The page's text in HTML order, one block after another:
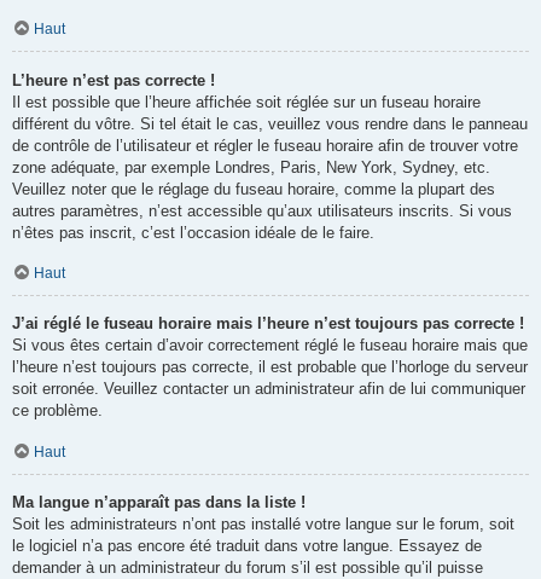
Haut
L’heure n’est pas correcte !
Il est possible que l’heure affichée soit réglée sur un fuseau horaire
différent du vôtre. Si tel était le cas, veuillez vous rendre dans le panneau
de contrôle de l’utilisateur et régler le fuseau horaire afin de trouver votre
zone adéquate, par exemple Londres, Paris, New York, Sydney, etc.
Veuillez noter que le réglage du fuseau horaire, comme la plupart des
autres paramètres, n’est accessible qu’aux utilisateurs inscrits. Si vous
n’êtes pas inscrit, c’est l’occasion idéale de le faire.
Haut
J’ai réglé le fuseau horaire mais l’heure n’est toujours pas correcte !
Si vous êtes certain d’avoir correctement réglé le fuseau horaire mais que
l’heure n’est toujours pas correcte, il est probable que l’horloge du serveur
soit erronée. Veuillez contacter un administrateur afin de lui communiquer
ce problème.
Haut
Ma langue n’apparaît pas dans la liste !
Soit les administrateurs n’ont pas installé votre langue sur le forum, soit
le logiciel n’a pas encore été traduit dans votre langue. Essayez de
demander à un administrateur du forum s’il est possible qu’il puisse